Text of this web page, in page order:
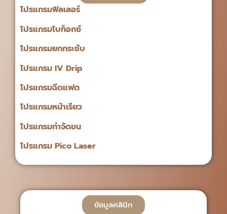
โปรแกรมฟิลเลอร์
โปรแกรมโบท็อกซ์
โปรแกรมยกกระชับ
โปรแกรม IV Drip
โปรแกรมฉีดแฟต
โปรแกรมหน้าเรียว
โปรแกรมกำจัดขน
โปรแกรม Pico Laser
ข้อมูลคลินิก